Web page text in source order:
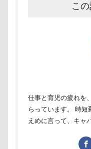
こ
仕事と育児の疲れを
らっています。 時
えめに言って、キャ